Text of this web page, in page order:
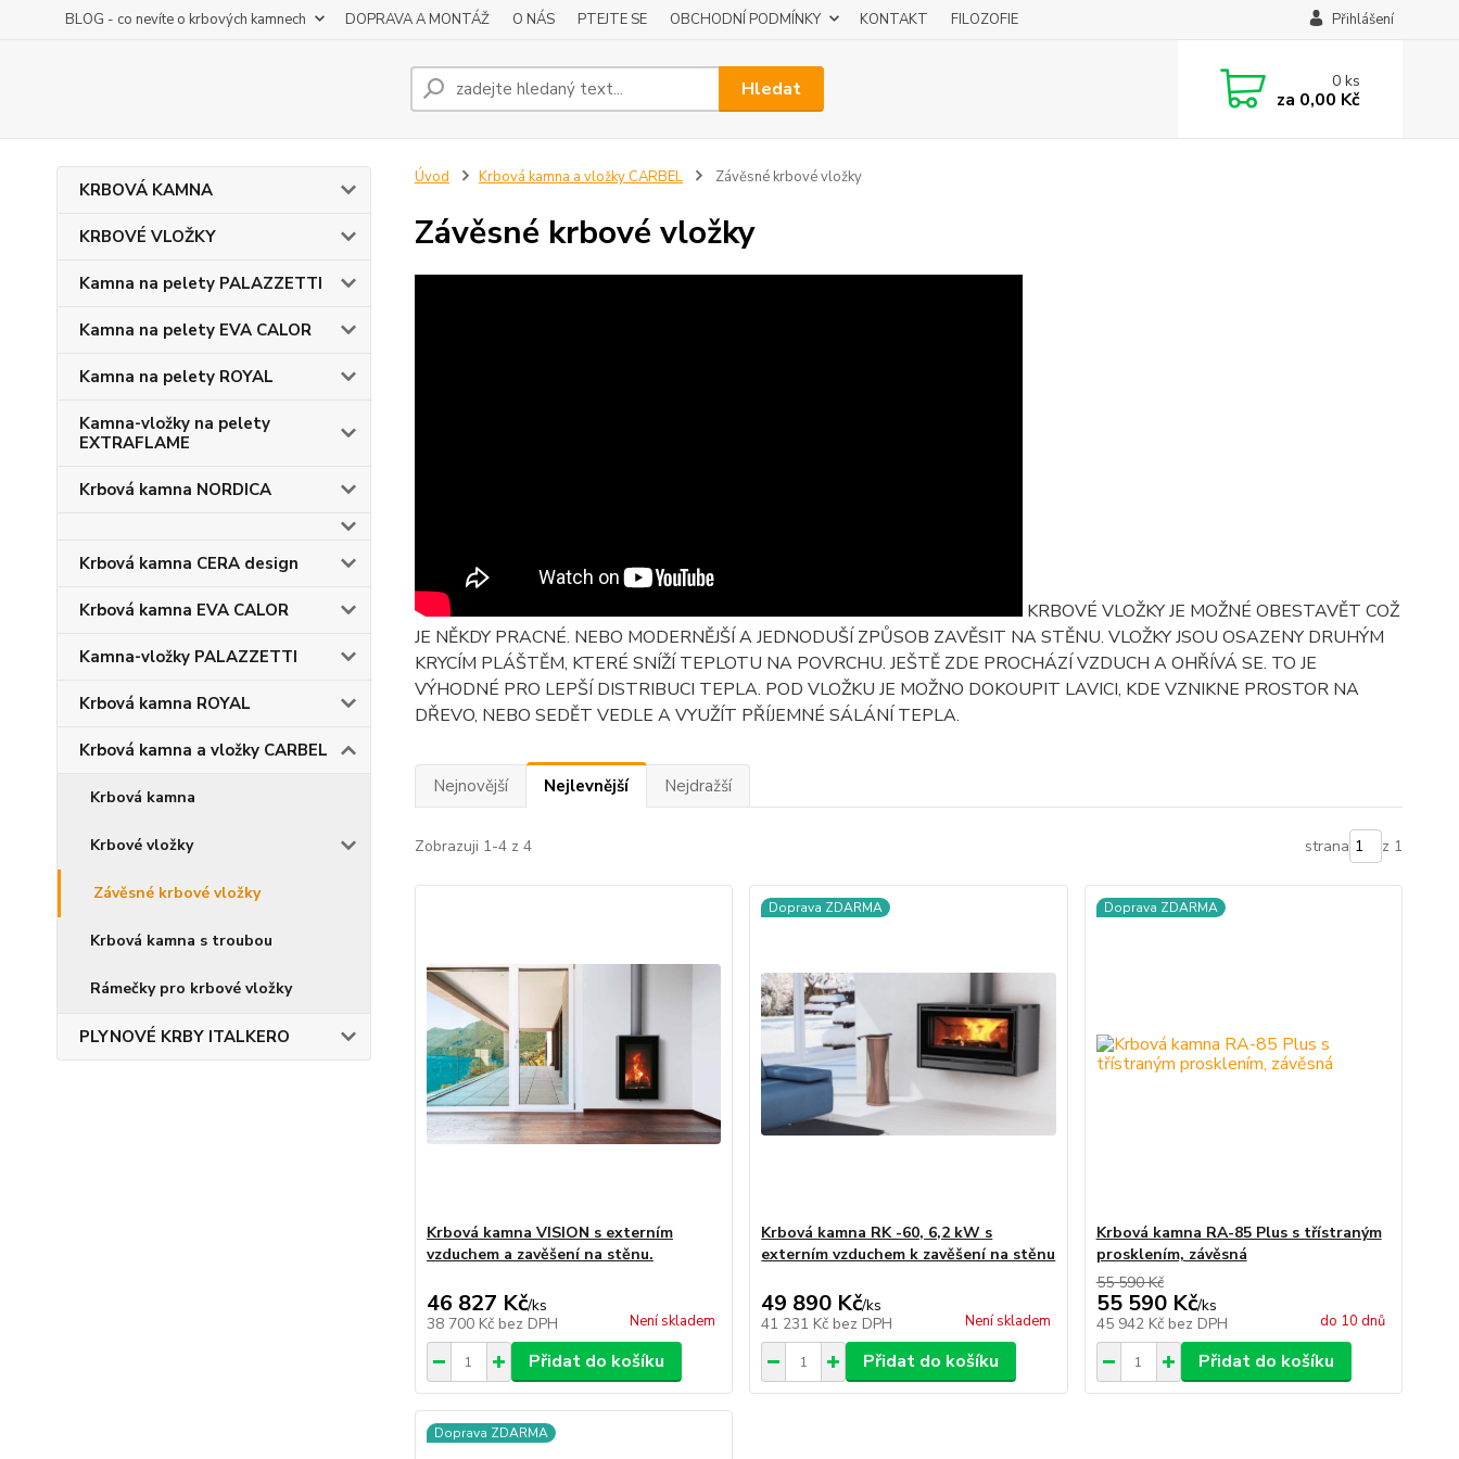
BLOG - co nevíte o krbových kamnech DOPRAVA A MONTÁŽ O NÁS PTEJTE SE OBCHODNÍ PODMÍNKY KONTAKT FILOZOFIE Přihlášení
Hledat 0ks
za 0,00 Kč
KRBOVÁ KAMNA
KRBOVÉ VLOŽKY
Kamna na pelety PALAZZETTI
Kamna na pelety EVA CALOR
Kamna na pelety ROYAL
Kamna-vložky na pelety
EXTRAFLAME
Krbová kamna NORDICA
Krbová kamna CERA design
Krbová kamna EVA CALOR
Kamna-vložky PALAZZETTI
Krbová kamna ROYAL
Krbová kamna a vložky CARBEL
Krbová kamna
Krbové vložky
Závěsné krbové vložky
Krbová kamna s troubou
Rámečky pro krbové vložky
PLYNOVÉ KRBY ITALKERO
Úvod Krbová kamna a vložky CARBEL Závěsné krbové vložky
Závěsné krbové vložky
KRBOVÉ VLOŽKY JE MOŽNÉ OBESTAVĚT COŽ
JE NĚKDY PRACNÉ. NEBO MODERNĚJŠÍ A JEDNODUŠÍ ZPŮSOB ZAVĚSIT NA STĚNU. VLOŽKY JSOU OSAZENY DRUHÝM
KRYCÍM PLÁŠTĚM, KTERÉ SNÍŽÍ TEPLOTU NA POVRCHU. JEŠTĚ ZDE PROCHÁZÍ VZDUCH A OHŘÍVÁ SE. TO JE
VÝHODNÉ PRO LEPŠÍ DISTRIBUCI TEPLA. POD VLOŽKU JE MOŽNO DOKOUPIT LAVICI, KDE VZNIKNE PROSTOR NA
DŘEVO, NEBO SEDĚT VEDLE A VYUŽÍT PŘÍJEMNÉ SÁLÁNÍ TEPLA.
Nejnovější Nejlevnější Nejdražší
Zobrazuji 1-4 z 4 strana z 1
Krbová kamna VISION s externím
vzduchem a zavěšení na stěnu.
46 827 Kč/ks
38 700 Kč bez DPH Není skladem
Přidat do košíku
Doprava ZDARMA
Krbová kamna RK -60, 6,2 kW s
externím vzduchem k zavěšení na stěnu
49 890 Kč/ks
41 231 Kč bez DPH Není skladem
Přidat do košíku
Doprava ZDARMA
Krbová kamna RA-85 Plus s třístraným
prosklením, závěsná
55 590 Kč
55 590 Kč/ks
45 942 Kč bez DPH do 10 dnů
Přidat do košíku
Doprava ZDARMA